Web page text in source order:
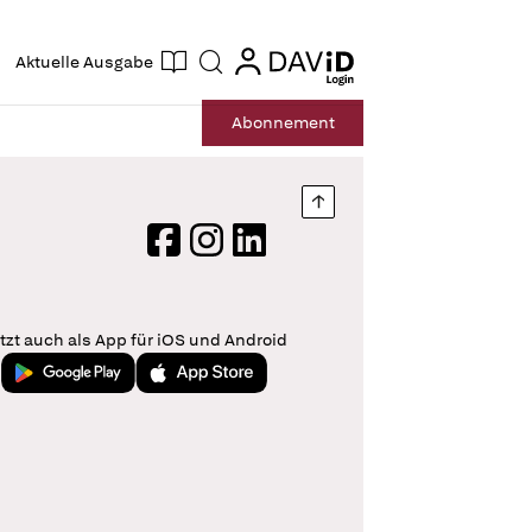
Aktuelle Ausgabe Suche login
login
Abonnement
Nach oben springen
FacebookInstagram
LinkedIn
auch als App für iOS und Android
Jetzt bei Google PlayLaden im App Store